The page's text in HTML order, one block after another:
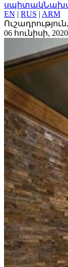
սպիտակ
EN | RUS | ARM
06 հունիսի, 2020